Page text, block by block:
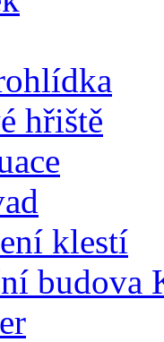
hřiště
klestí
budova